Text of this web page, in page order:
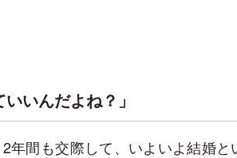
いんだよね？」
年間も交際して、いよいよ結婚と